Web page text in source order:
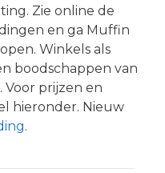
Zie online de
en ga Muffin
Winkels als
boodschappen van
Voor prijzen en
hieronder. Nieuw
.